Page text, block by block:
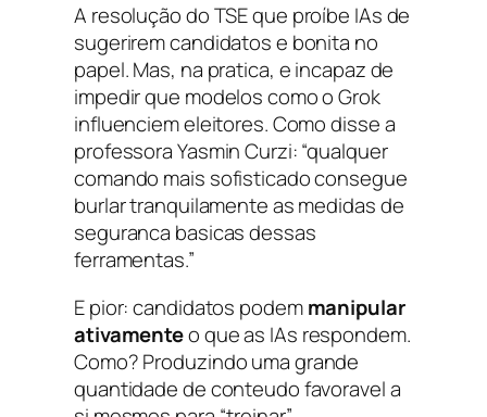
A resolução do TSE que proíbe IAs de
sugerirem candidatos e bonita no
papel. Mas, na pratica, e incapaz de
impedir que modelos como o Grok
influenciem eleitores. Como disse a
professora Yasmin Curzi: “qualquer
comando mais sofisticado consegue
burlar tranquilamente as medidas de
seguranca basicas dessas
ferramentas.”
E pior: candidatos podemmanipular
ativamenteo que as IAs respondem.
Como? Produzindo uma grande
quantidade de conteudo favoravel a